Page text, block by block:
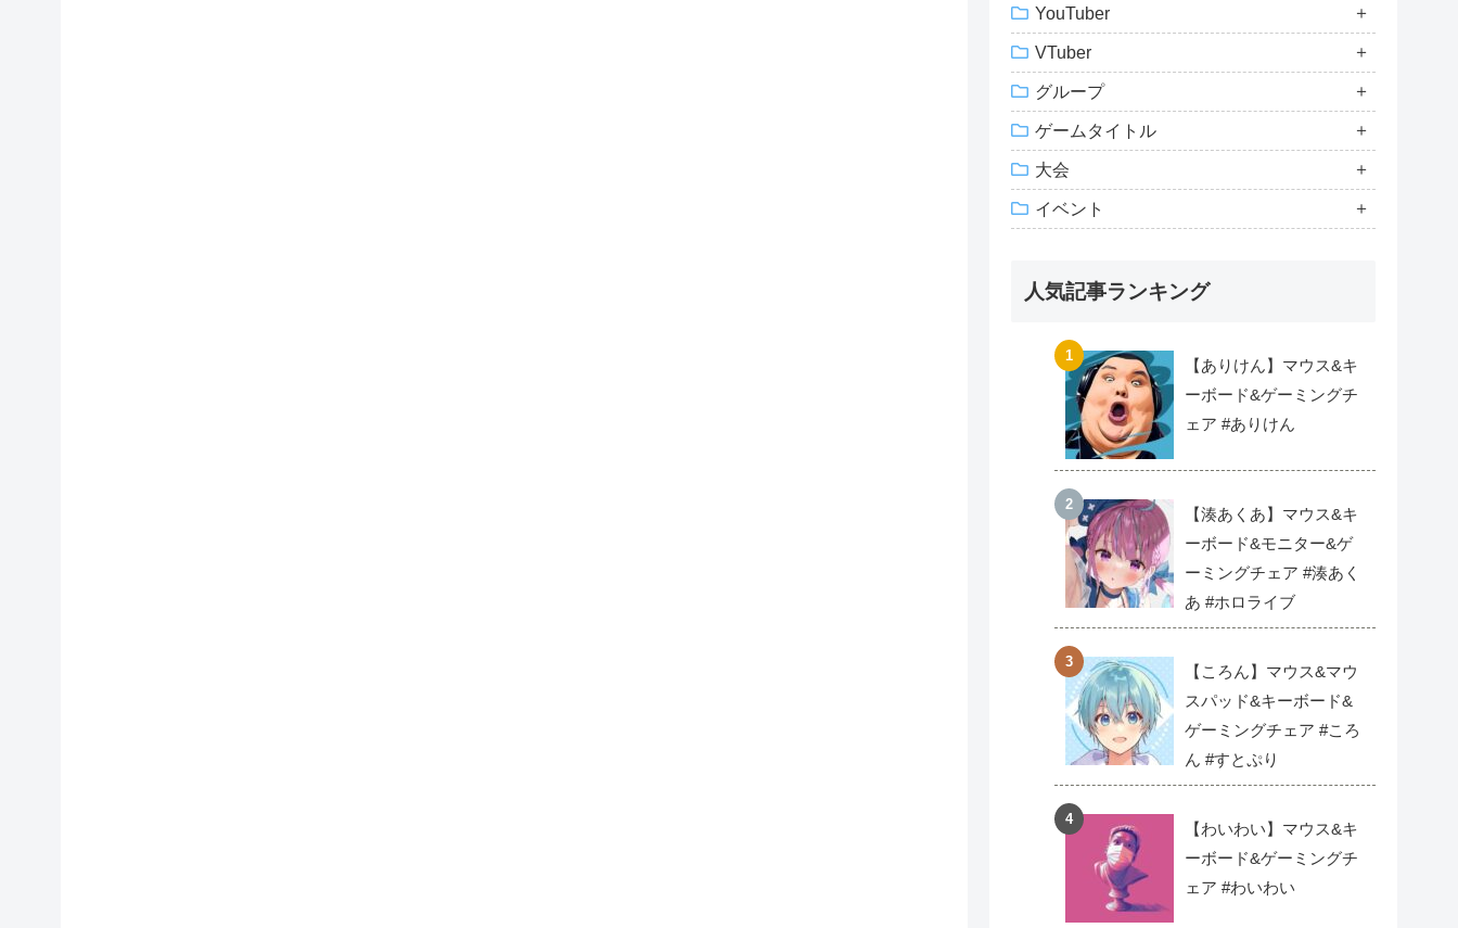
YouTuber
VTuber
グループ
ゲームタイトル
大会
イベント
人気記事ランキング
【ありけん】マウス&キ
ーボード&ゲーミングチ
ェア #ありけん
【湊あくあ】マウス&キ
ーボード&モニター&ゲ
ーミングチェア #湊あく
あ #ホロライブ
【ころん】マウス&マウ
スパッド&キーボード&
ゲーミングチェア #ころ
ん #すとぷり
【わいわい】マウス&キ
ーボード&ゲーミングチ
ェア #わいわい